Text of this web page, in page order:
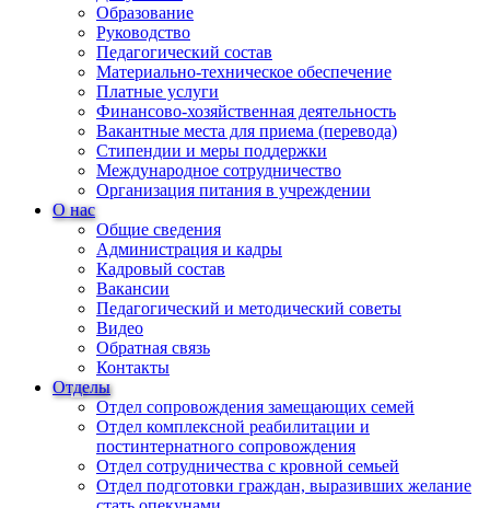
Образование
Руководство
Педагогический состав
Материально-техническое обеспечение
Платные услуги
Финансово-хозяйственная деятельность
Вакантные места для приема (перевода)
Стипендии и меры поддержки
Международное сотрудничество
Организация питания в учреждении
О нас
Общие сведения
Администрация и кадры
Кадровый состав
Вакансии
Педагогический и методический советы
Видео
Обратная связь
Контакты
Отделы
Отдел сопровождения замещающих семей
Отдел комплексной реабилитации и
постинтернатного сопровождения
Отдел сотрудничества с кровной семьей
Отдел подготовки граждан, выразивших желание